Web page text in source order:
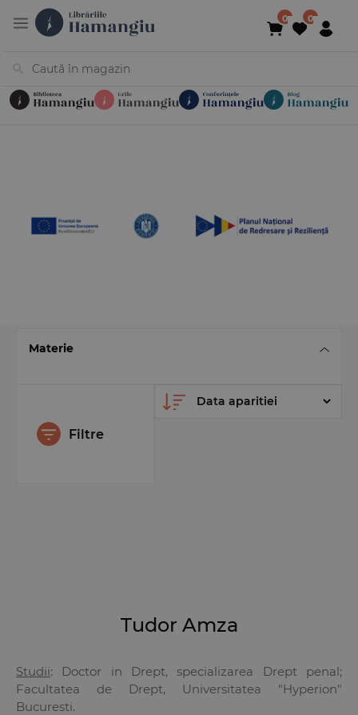
Materie
Filtre
Tudor Amza
Studii: Doctor in Drept, specializarea Drept penal;
Facultatea de Drept, Universitatea "Hyperion"
Bucuresti.